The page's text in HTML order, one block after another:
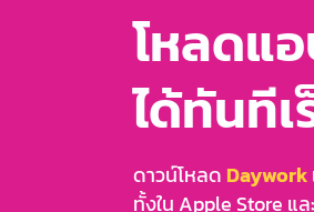
โหลดแ
ได้ทันทีเ
ดาวน์โหลด Daywork
ทั้งใน Apple Store แ